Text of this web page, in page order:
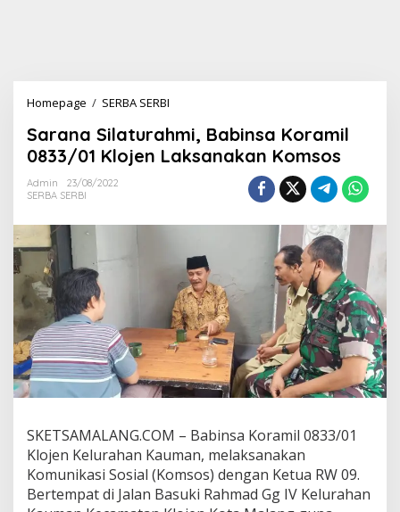
Homepage / SERBA SERBI
r
a
n
a
h
m
i
,
B
i
n
s
a
K
Sarana Silaturahmi, Babinsa Koramil
0833/01 Klojen Laksanakan Komsos
Admin
23/08/2022
SERBA SERBI
SKETSAMALANG.COM – Babinsa Koramil 0833/01
Klojen Kelurahan Kauman, melaksanakan
Komunikasi Sosial (Komsos) dengan Ketua RW 09.
Bertempat di Jalan Basuki Rahmad Gg IV Kelurahan